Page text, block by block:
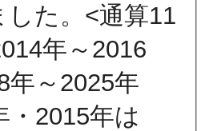
した。<通算11
年～2016
年～2025年
・2015年は